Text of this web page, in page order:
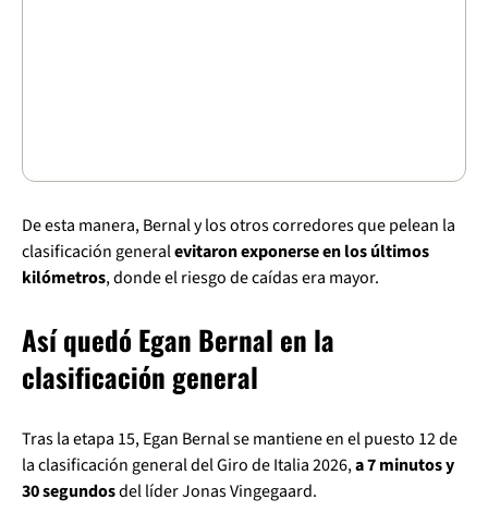
De esta manera, Bernal y los otros corredores que pelean la
clasificación generalevitaron exponerse en los últimos
kilómetros, donde el riesgo de caídas era mayor.
Así quedó Egan Bernal en la
clasificación general
Tras la etapa 15, Egan Bernal se mantiene en el puesto 12 de
la clasificación general del Giro de Italia 2026,a 7 minutos y
30 segundosdel líder Jonas Vingegaard.